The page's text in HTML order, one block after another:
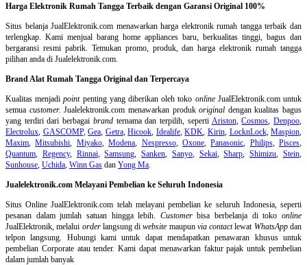
Harga Elektronik Rumah Tangga Terbaik dengan Garansi Original 100%
Situs belanjaJualElektronik.com menawarkan harga elektronik rumah tangga terbaik dan
terlengkap. Kami menjual barang home appliances baru, berkualitas tinggi, bagus dan
bergaransi resmi pabrik. Temukan promo, produk, dan harga elektronik rumah tangga
pilihan anda di Jualelektronik.com.
Brand Alat Rumah Tangga Original dan Terpercaya
Kualitas menjadipointpenting yang diberikan oleh toko onlineJualElektronik.com untuk
semua customer. Jualelektronik.com menawarkan produkoriginal dengan kualitas bagus
yang terdiri dari berbagai brandternama dan terpilih, seperti Ariston,Cosmos,Denpoo,
Electrolux, GASCOMP,Gea, Getra,Hicook, Idealife,KDK, Kirin, LocknLock,Maspion,
Maxim,Mitsubishi, Miyako,Modena, Nespresso, Oxone,Panasonic, Philips, Pisces,
Quantum, Regency, Rinnai,Samsung,Sanken, Sanyo, Sekai,Sharp,Shimizu,Stein,
Sunhouse, Uchida, Winn Gas dan Yong Ma.
Jualelektronik.com Melayani Pembelian ke Seluruh Indonesia
Situs Online JualElektronik.com telah melayani pembelian ke seluruh Indonesia, seperti
pesanan dalam jumlah satuan hingga lebih. Customerbisa berbelanja di tokoonline
JualElektronik, melalui orderlangsung diwebsite maupun via contactlewat WhatsAppdan
telpon langsung. Hubungi kami untuk dapat mendapatkan penawaran khusus untuk
pembelian Corporate atau tender. Kami dapat menawarkan faktur pajak untuk pembelian
dalam jumlah banyak